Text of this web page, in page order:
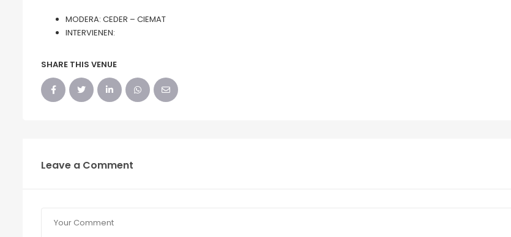
MODERA: CEDER – CIEMAT
INTERVIENEN:
SHARE THIS VENUE
Leave a Comment